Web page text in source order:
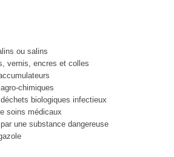
ou salins
vernis, encres et colles
chimiques
biologiques infectieux
soins médicaux
une substance dangereuse